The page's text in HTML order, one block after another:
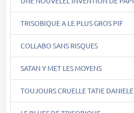
TRISOBIQUE A LE PLUS GROS PIF
COLLABO SANS RISQUES
SATAN Y MET LES MOYENS
TOUJOURS CRUELLE TATIE DANIELE